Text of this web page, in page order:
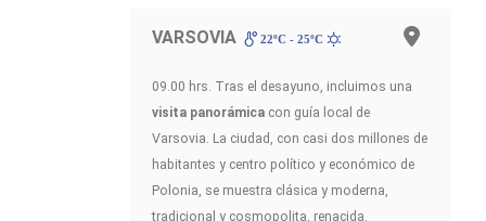
VARSOVIA 22ºC - 25ºC
09.00 hrs. Tras el desayuno, incluimos una
visita panorámica con guía local de
Varsovia. La ciudad, con casi dos millones de
habitantes y centro político y económico de
Polonia, se muestra clásica y moderna,
tradicional y cosmopolita, renacida.